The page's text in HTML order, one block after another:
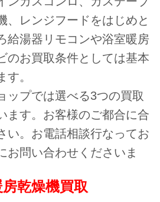
、レンジフードをはじめと
給湯器リモコンや浴室暖房
のお買取条件としては基本
。
ップでは選べる3つの買取
ます。お客様のご都合に合
い。お電話相談行なってお
お問い合わせくださいま
乾燥機買取